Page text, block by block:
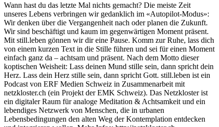
Wann hast du das letzte Mal nichts gemacht? Die meiste Zeit
unseres Lebens verbringen wir gedanklich im «Autopilot-Modus»:
Wir denken über die Vergangenheit nach oder planen die Zukunft.
Wir sind beschäftigt und kaum im gegenwärtigen Moment präsent.
Mit still.leben gönnen wir dir eine Pause. Komm zur Ruhe, lass dich
von einem kurzen Text in die Stille führen und sei für einen Moment
einfach ganz da – achtsam und präsent. Nach dem Motto dieser
koptischen Weisheit: Lass deinen Mund stille sein, dann spricht dein
Herz. Lass dein Herz stille sein, dann spricht Gott. still.leben ist ein
Podcast von ERF Medien Schweiz in Zusammenarbeit mit
netzkloster.ch (ein Projekt der EMK Schweiz). Das Netzkloster ist
ein digitaler Raum für analoge Meditation & Achtsamkeit und ein
lebendiges Netzwerk von Menschen, die in urbanen
Lebensbedingungen den alten Weg der Kontemplation entdecken